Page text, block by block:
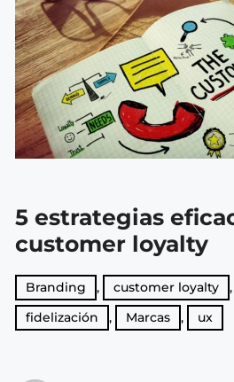
5 estrategias
customer loyalty
Branding , customer loyalty ,
fidelización
, Marcas , ux